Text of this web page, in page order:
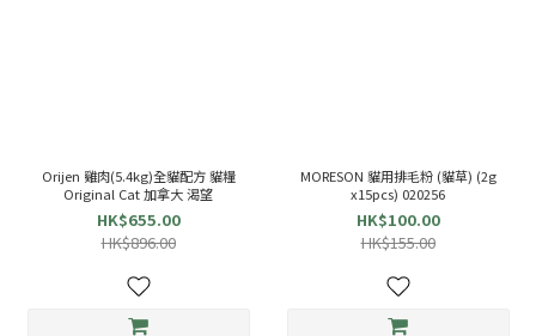
Orijen 雞肉(5.4kg)全貓配方 貓糧
Original Cat 加拿大 渴望
HK$655.00
HK$896.00
MORESON 貓用排毛粉 (貓草) (2g
x15pcs) 020256
HK$100.00
HK$155.00